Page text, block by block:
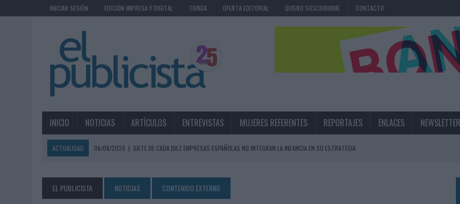
INICIAR SESIÓN EDICIÓN IMPRESA Y DIGITAL TIENDA OFERTA EDITORIAL QUIERO SUSCRIBIRME CONTACTO
INICIO NOTICIAS ARTÍCULOS ENTREVISTAS MUJERES REFERENTES REPORTAJES ENLACES NEWSLETTER
ACTUALIDAD 06/08/2026 | SIETE DE CADA DIEZ EMPRESAS ESPAÑOLAS NO INTEGRAN LA INFANCIA EN SU ESTRATEGIA
06/08/2026 | EL USO DE LA IA GENERATIVA ALCANZA YA AL 62% DE LOS ESPAÑOLES
EL PUBLICISTA NOTICIAS CONTENIDO EXTERNO